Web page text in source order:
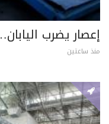
إعصار يضرب
منذ ساعتين